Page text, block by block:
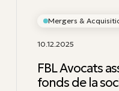
Mergers &
10.12.2025
FBL Avocats
fonds de la